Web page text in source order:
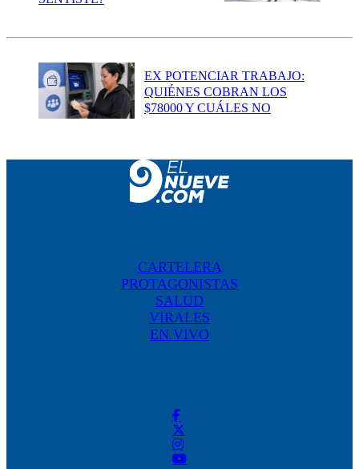
EX POTENCIAR TRABAJO:
QUIÉNES COBRAN LOS
$78000 Y CUÁLES NO
CARTELERA
PROTAGONISTAS
SALUD
VIRALES
EN VIVO